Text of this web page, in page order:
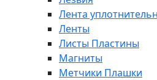
Лента
Ленты
Листы Пластины
Магниты
Метчики Плашки